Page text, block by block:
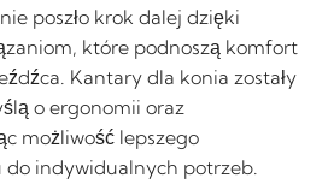
poszło krok dalej dzięki
które podnoszą komfort
Kantary dla konia zostały
o ergonomii oraz
możliwość lepszego
do indywidualnych potrzeb.